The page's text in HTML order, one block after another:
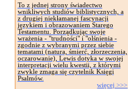
To z jednej strony świadectwo
wnikliwych studiów biblistycznych, a
z drugiej niekłamanej fascynacji
językiem i obrazowaniem Starego
Testamentu. Porządkując swoje
wrażenia - "trudności" i "olśnienia -
zgodnie z wybranymi przez siebie
tematami (natura, śmierć, złorzeczenia,
oczarowanie), Lewis dotyka w swojej
interpretacji wielu kwestii, z którymi
zwykle zmaga się czytelnik Księgi
Psalmów.
więcej >>>